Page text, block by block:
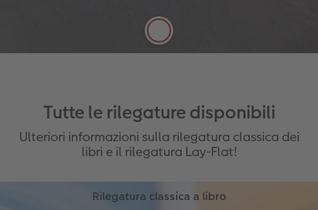
Maggiori informazioni
Tutte le rilegature disponibili
Ulteriori informazioni sulla rilegatura classica dei
libri e il rilegatura Lay-Flat!